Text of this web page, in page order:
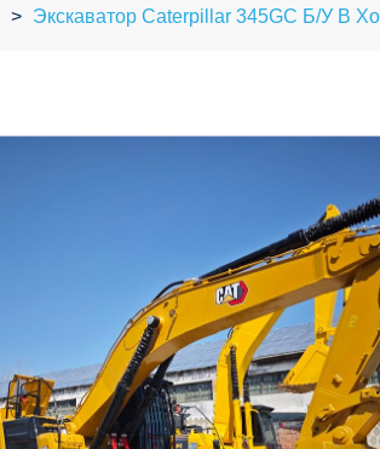
Экскаватор Caterpillar 345GC Б/у В